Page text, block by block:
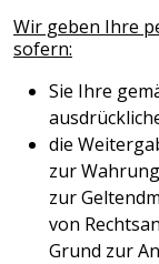
Wir geben Ihre
sofern:
Sie Ihre
die
zur
zur
von
Grund zur